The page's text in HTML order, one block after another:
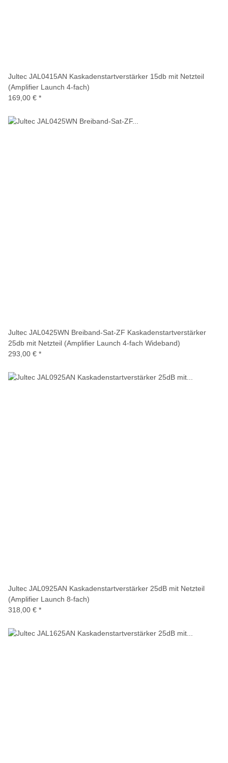
Jultec JAL0415AN Kaskadenstartverstärker 15db mit Netzteil
(Amplifier Launch 4-fach)
169,00 € *
Jultec JAL0425WN Breiband-Sat-ZF Kaskadenstartverstärker
25db mit Netzteil (Amplifier Launch 4-fach Wideband)
293,00 € *
Jultec JAL0925AN Kaskadenstartverstärker 25dB mit Netzteil
(Amplifier Launch 8-fach)
318,00 € *